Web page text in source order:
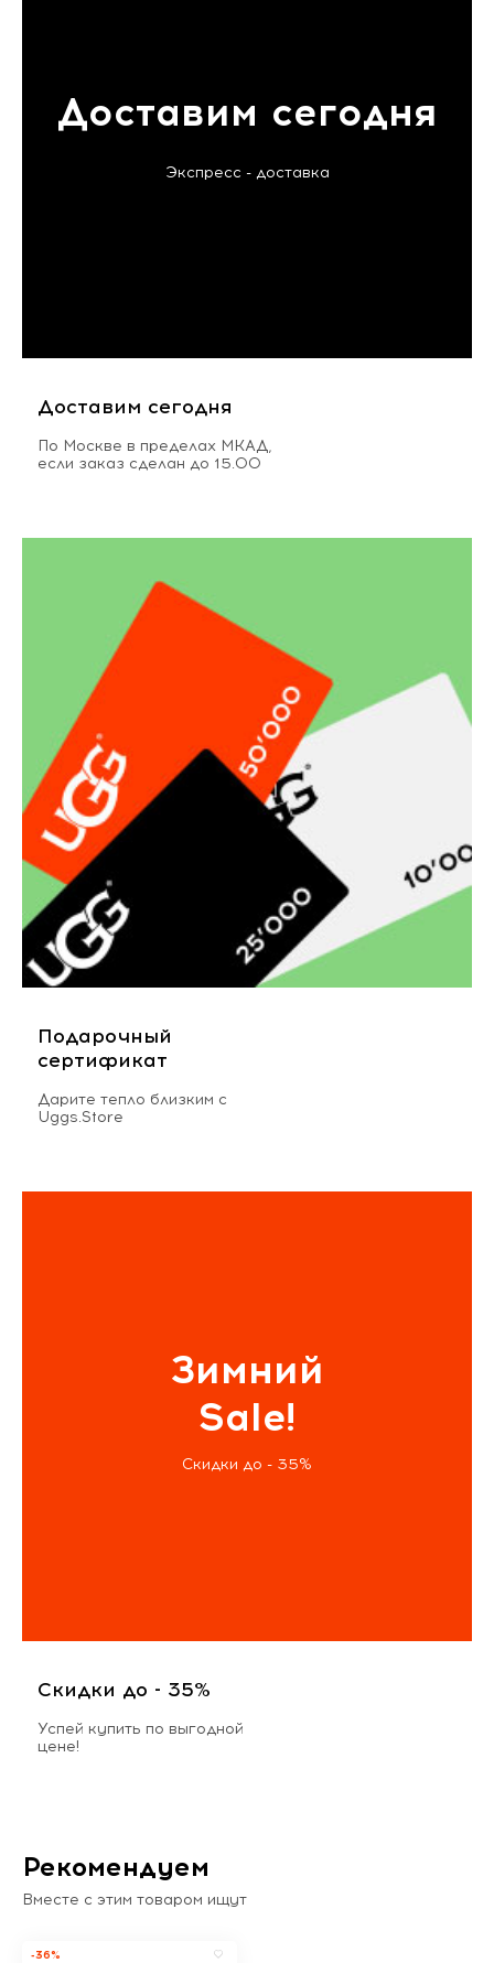
Доставим сегодня
Экспресс - доставка
Доставим сегодня
По Москве в пределах МКАД,
если заказ сделан до 15.00
Подарочный
сертификат
Дарите тепло близким с
Uggs.Store
Зимний
Sale!
Скидки до - 35%
Скидки до - 35%
Успей купить по выгодной
цене!
Рекомендуем
Вместе с этим товаром ищут
-36%